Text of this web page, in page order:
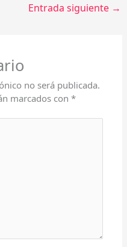
Entrada siguiente →
no será publicada.
marcados con*